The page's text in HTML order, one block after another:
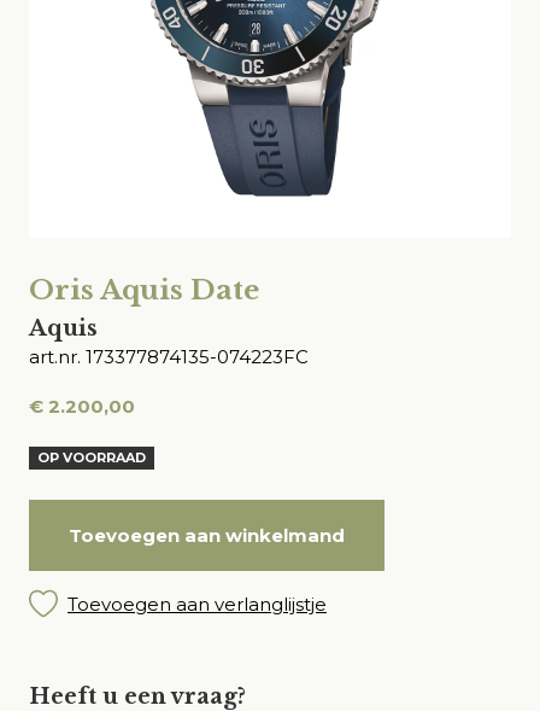
Oris Aquis Date
Aquis
art.nr. 173377874135-074223FC
€ 2.200,00
OP VOORRAAD
Toevoegen aan winkelmand
Toevoegen aan verlanglijstje
Heeft u een vraag?